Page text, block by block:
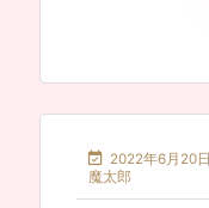
 2022年6月20日
魔太郎